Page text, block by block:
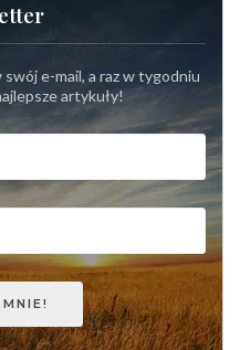
e-mail, a raz w tygodniu
artykuły!